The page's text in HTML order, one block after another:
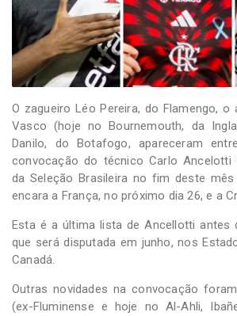
O zagueiro Léo Pereira, do Flamengo, o
Vasco (hoje no Bournemouth, da
Danilo, do Botafogo, apareceram
convocação do técnico Carlo
da Seleção Brasileira no fim deste mês
encara a França, no próximo dia 26, e a
Esta é a última lista de Ancellotti antes
que será disputada em junho, nos
Canadá.
Outras novidades na convocação
(ex-Fluminense e hoje no Al-Ahli,